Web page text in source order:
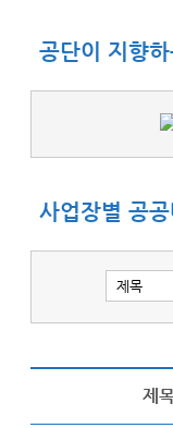
공단이 지향
사업장별 공
제